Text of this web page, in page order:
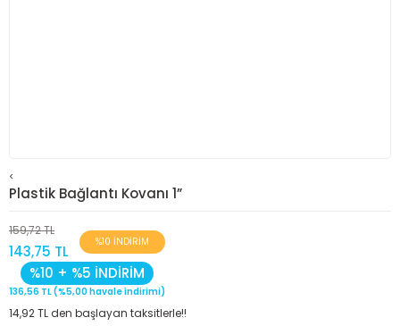
<
Plastik Bağlantı Kovanı 1”
159,72 TL
143,75 TL
%10 İNDİRİM
%10 + %5 İNDİRİM
136,56 TL (%5,00 havale indirimi)
14,92 TL den başlayan taksitlerle!!